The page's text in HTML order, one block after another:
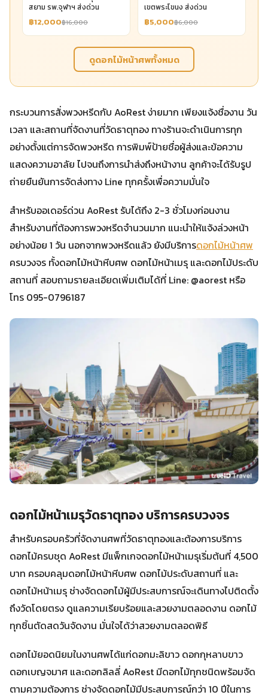
สยาม รพ.จุฬาฯ ส่งด่วน
฿12,000฿16,000
เขตพระโขนง ส่งด่วน
฿5,000฿6,000
ดูดอกไม้หน้าศพทั้งหมด
กระบวนการสั่งพวงหรีดกับ AoRest ง่ายมาก เพียงแจ้งชื่องาน วัน
เวลา และสถานที่จัดงานที่วัดธาตุทอง ทางร้านจะดำเนินการทุก
อย่างตั้งแต่การจัดพวงหรีด การพิมพ์ป้ายชื่อผู้ส่งและข้อความ
แสดงความอาลัย ไปจนถึงการนำส่งถึงหน้างาน ลูกค้าจะได้รับรูป
ถ่ายยืนยันการจัดส่งทาง Line ทุกครั้งเพื่อความมั่นใจ
สำหรับออเดอร์ด่วน AoRest รับได้ถึง 2-3 ชั่วโมงก่อนงาน
สำหรับงานที่ต้องการพวงหรีดจำนวนมาก แนะนำให้แจ้งล่วงหน้า
อย่างน้อย 1 วัน นอกจากพวงหรีดแล้ว ยังมีบริการดอกไม้หน้าศพ
ครบวงจร ทั้งดอกไม้หน้าหีบศพ ดอกไม้หน้าเมรุ และดอกไม้ประดับ
สถานที่ สอบถามรายละเอียดเพิ่มเติมได้ที่ Line: @aorest หรือ
โทร 095-0796187
ดอกไม้หน้าเมรุวัดธาตุทอง บริการครบวงจร
สำหรับครอบครัวที่จัดงานศพที่วัดธาตุทองและต้องการบริการ
ดอกไม้ครบชุด AoRest มีแพ็กเกจดอกไม้หน้าเมรุเริ่มต้นที่ 4,500
บาท ครอบคลุมดอกไม้หน้าหีบศพ ดอกไม้ประดับสถานที่ และ
ดอกไม้หน้าเมรุ ช่างจัดดอกไม้ผู้มีประสบการณ์จะเดินทางไปติดตั้ง
ถึงวัดโดยตรง ดูแลความเรียบร้อยและสวยงามตลอดงาน ดอกไม้
ทุกชิ้นตัดสดวันจัดงาน มั่นใจได้ว่าสวยงามตลอดพิธี
ดอกไม้ยอดนิยมในงานศพได้แก่ดอกมะลิขาว ดอกกุหลาบขาว
ดอกเบญจมาศ และดอกลิลลี่ AoRest มีดอกไม้ทุกชนิดพร้อมจัด
ตามความต้องการ ช่างจัดดอกไม้มีประสบการณ์กว่า 10 ปีในการ